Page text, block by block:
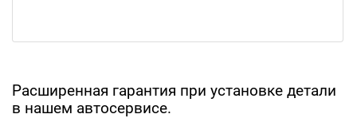
Расширенная гарантия при установке детали
в нашем автосервисе.